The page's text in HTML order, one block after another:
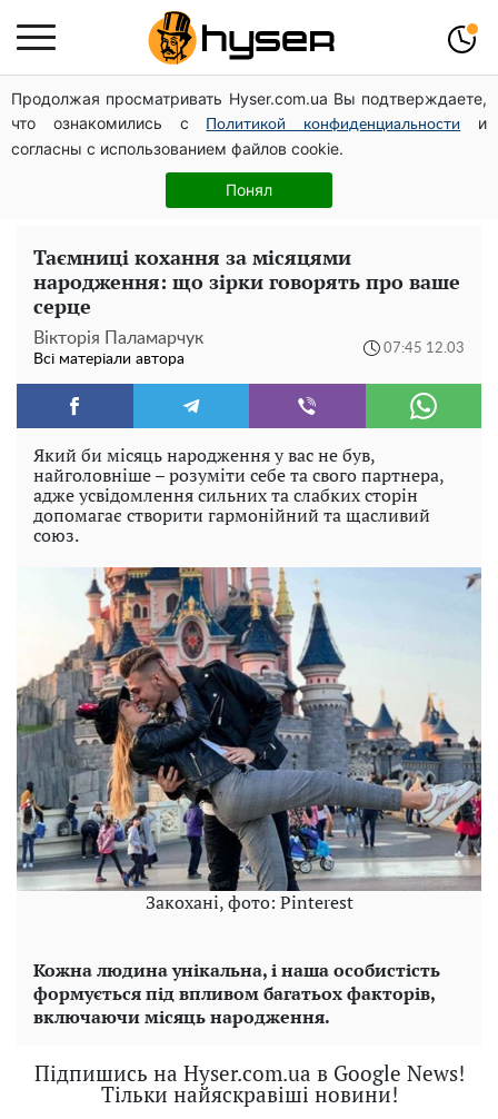
Продолжая просматривать Hyser.com.ua Вы подтверждаете,
что ознакомились с
Политикой конфиденциальности
и
согласны с использованием файлов cookie.
Понял
Гола Олена Тополя у цікавих позах змусила відвисати
щелепи: злив відео – було лише початком
Весь секрет в одній таблетці аспірину: рецепт хрумкої
та соковитої капусти на зиму. Навіть п'яти банок вам
Таємниці кохання за місяцями
народження: що зірки говорять про ваше
серце
Вікторія Паламарчук
Всі матеріали автора
07:45 12.03
Який би місяць народження у вас не був,
найголовніше – розуміти себе та свого партнера,
адже усвідомлення сильних та слабких сторін
допомагає створити гармонійний та щасливий
союз.
Закохані, фото: Pinterest
Кожна людина унікальна, і наша особистість
формується під впливом багатьох факторів,
включаючи місяць народження.
Підпишись на Hyser.com.ua в Google News!
Тільки найяскравіші новини!